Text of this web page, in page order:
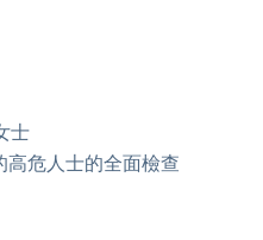
士
危人士的全面檢查